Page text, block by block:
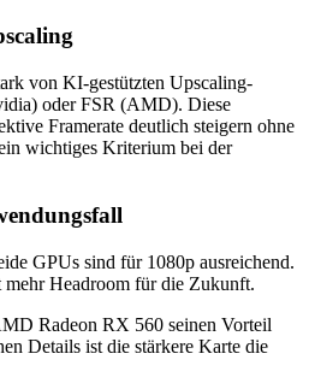
von KI-gestützten Upscaling-
oder FSR (AMD). Diese
Framerate deutlich steigern ohne
wichtiges Kriterium bei der
GPUs sind für 1080p ausreichend.
Headroom für die Zukunft.
Radeon RX 560 seinen Vorteil
Details ist die stärkere Karte die